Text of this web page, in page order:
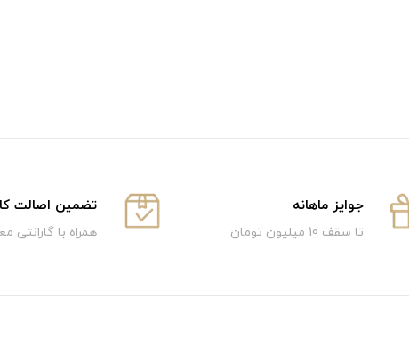
جوایز ماهانه
تا سقف 10 میلیون تومان
تضمین اصالت
همراه با گارانتی